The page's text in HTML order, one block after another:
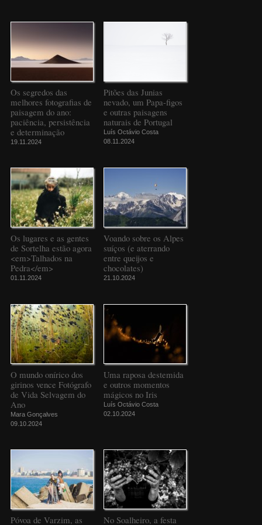
Os segredos das
melhores fotografias de
paisagem do ano:
paciência, persistência
e determinação
19.11.2024
Pitões das Junias
nevado, um Papa-figos
e outras paisagens
naturais de Portugal
Luís Octávio Costa
08.11.2024
Os lugares e as gentes
de Sortelha estão agora
<em>Talhados na
Pedra</em>
01.11.2024
Voando sobre os Alpes
suíços (e aterrando
entre queijos e
chocolates)
21.10.2024
O mundo onírico dos
girinos vence Fotógrafo
de Vida Selvagem do
Ano
Mara Gonçalves
09.10.2024
Uma raposa destemida
e outros momentos
mágicos no Iris
Luís Octávio Costa
02.10.2024
Póvoa de Varzim, as
No Soalheiro, a festa